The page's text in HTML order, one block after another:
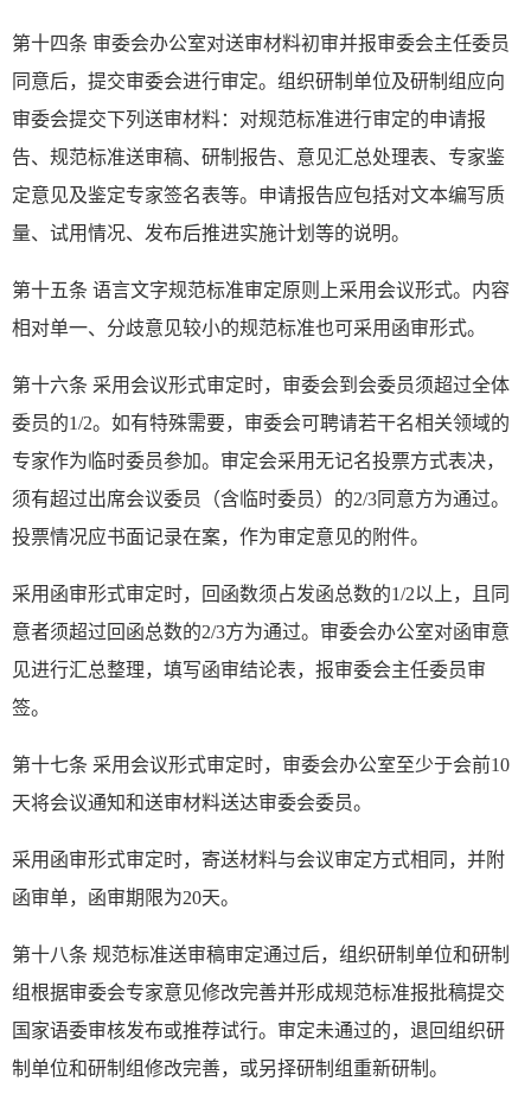
第十四条 审委会办公室对送审材料初审并报审委会主任委员
同意后，提交审委会进行审定。组织研制单位及研制组应向
审委会提交下列送审材料：对规范标准进行审定的申请报
告、规范标准送审稿、研制报告、意见汇总处理表、专家鉴
定意见及鉴定专家签名表等。申请报告应包括对文本编写质
量、试用情况、发布后推进实施计划等的说明。
第十五条 语言文字规范标准审定原则上采用会议形式。内容
相对单一、分歧意见较小的规范标准也可采用函审形式。
第十六条 采用会议形式审定时，审委会到会委员须超过全体
委员的1/2。如有特殊需要，审委会可聘请若干名相关领域的
专家作为临时委员参加。审定会采用无记名投票方式表决，
须有超过出席会议委员（含临时委员）的2/3同意方为通过。
投票情况应书面记录在案，作为审定意见的附件。
采用函审形式审定时，回函数须占发函总数的1/2以上，且同
意者须超过回函总数的2/3方为通过。审委会办公室对函审意
见进行汇总整理，填写函审结论表，报审委会主任委员审
签。
第十七条 采用会议形式审定时，审委会办公室至少于会前10
天将会议通知和送审材料送达审委会委员。
采用函审形式审定时，寄送材料与会议审定方式相同，并附
函审单，函审期限为20天。
第十八条 规范标准送审稿审定通过后，组织研制单位和研制
组根据审委会专家意见修改完善并形成规范标准报批稿提交
国家语委审核发布或推荐试行。审定未通过的，退回组织研
制单位和研制组修改完善，或另择研制组重新研制。